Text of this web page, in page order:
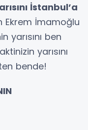
İstanbul’a
Ekrem İmamoğlu
yarısını ben
yarısını
bende!